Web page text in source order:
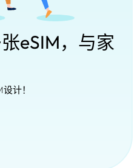
eSIM，与家
计！